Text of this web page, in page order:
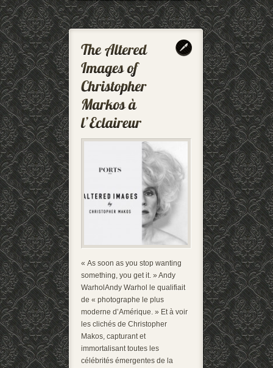
« As soon as you stop wanting
something, you get it. » Andy
WarholAndy Warhol le qualifiait
de « photographe le plus
moderne d’Amérique. » Et à voir
les clichés de Christopher
Makos, capturant et
immortalisant toutes les
célébrités émergentes de la